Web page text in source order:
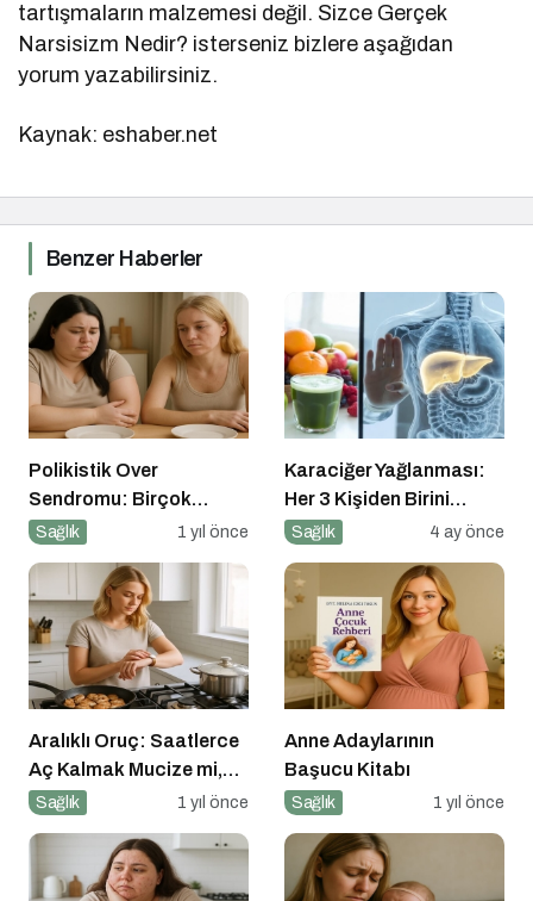
tartışmaların malzemesi değil. Sizce Gerçek
Narsisizm Nedir? isterseniz bizlere aşağıdan
yorum yazabilirsiniz.
Kaynak: eshaber.net
Benzer Haberler
Polikistik Over
Sendromu: Birçok
Kadının Sessiz Yoldaşı
Sağlık 1 yıl önce
Karaciğer Yağlanması:
Her 3 Kişiden Birini
Tehdit Eden “Sessiz”
Sağlık 4 ay önce
Aralıklı Oruç: Saatlerce
Aç Kalmak Mucize mi,
Geçici Bir Trend Mi?
Sağlık 1 yıl önce
Anne Adaylarının
Başucu Kitabı
Sağlık 1 yıl önce